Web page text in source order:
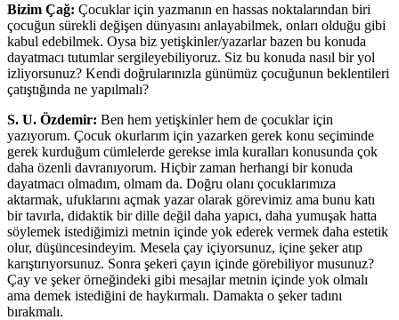
Bizim Çağ: Çocuklar için yazmanın en hassas noktalarından biri
çocuğun sürekli değişen dünyasını anlayabilmek, onları olduğu gibi
kabul edebilmek. Oysa biz yetişkinler/yazarlar bazen bu konuda
dayatmacı tutumlar sergileyebiliyoruz. Siz bu konuda nasıl bir yol
izliyorsunuz? Kendi doğrularınızla günümüz çocuğunun beklentileri
çatıştığında ne yapılmalı?
S. U. Özdemir: Ben hem yetişkinler hem de çocuklar için
yazıyorum. Çocuk okurlarım için yazarken gerek konu seçiminde
gerek kurduğum cümlelerde gerekse imla kuralları konusunda çok
daha özenli davranıyorum. Hiçbir zaman herhangi bir konuda
dayatmacı olmadım, olmam da. Doğru olanı çocuklarımıza
aktarmak, ufuklarını açmak yazar olarak görevimiz ama bunu katı
bir tavırla, didaktik bir dille değil daha yapıcı, daha yumuşak hatta
söylemek istediğimizi metnin içinde yok ederek vermek daha estetik
olur, düşüncesindeyim. Mesela çay içiyorsunuz, içine şeker atıp
karıştırıyorsunuz. Sonra şekeri çayın içinde görebiliyor musunuz?
Çay ve şeker örneğindeki gibi mesajlar metnin içinde yok olmalı
ama demek istediğini de haykırmalı. Damakta o şeker tadını
bırakmalı.